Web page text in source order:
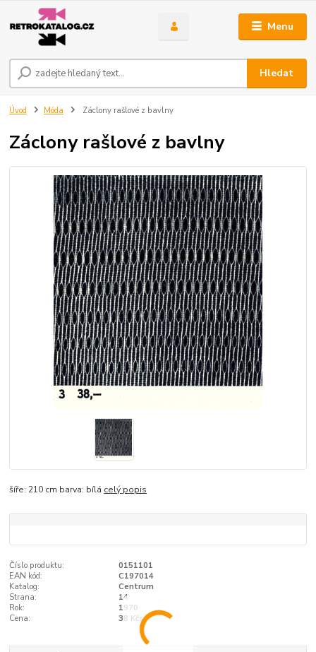
Menu
Hledat
Úvod Móda Záclony rašlové z bavlny
Záclony rašlové z bavlny
šíře: 210 cm barva: bílá celý popis
Číslo produktu:
0151101
EAN kód:
C197014
Katalog:
Centrum
Strana:
14
Rok:
1970
Cena:
38 Kčs